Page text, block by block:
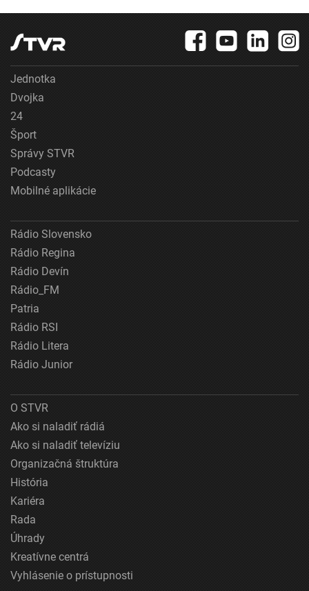
Jednotka
Dvojka
24
Šport
Správy STVR
Podcasty
Mobilné aplikácie
Rádio Slovensko
Rádio Regina
Rádio Devín
Rádio_FM
Patria
Rádio RSI
Rádio Litera
Rádio Junior
O STVR
Ako si naladiť rádiá
Ako si naladiť televíziu
Organizačná štruktúra
História
Kariéra
Rada
Úhrady
Kreatívne centrá
Vyhlásenie o prístupnosti